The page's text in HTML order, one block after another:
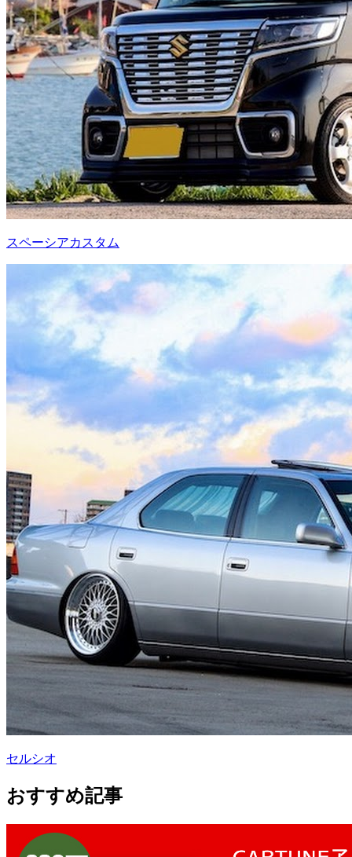
スペーシアカスタム
セルシオ
おすすめ記事